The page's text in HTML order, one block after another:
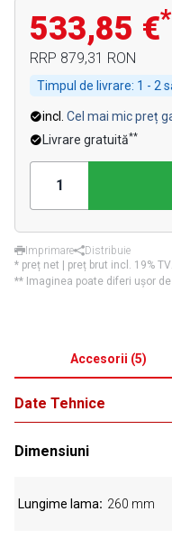
533,85 €*
RRP 879,31 RON
Timpul de livrare: 1 - 2
incl. Cel mai mic preț
Livrare gratuită**
Imprimare
Distribuie
* preț net | preț brut incl. 19%
** Imaginea poate diferi ușor
Accesorii (5)
Date Tehnice
Dimensiuni
Lungime lama 260 mm